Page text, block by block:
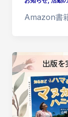
Amazon書